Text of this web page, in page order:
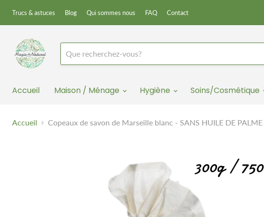
Trucs & astuces Blog Qui sommes nous FAQ Contact
Accueil Maison / Ménage Hygiène Soins/Cosmétique
Accueil Copeaux de savon de Marseille blanc - SANS HUILE DE PALME